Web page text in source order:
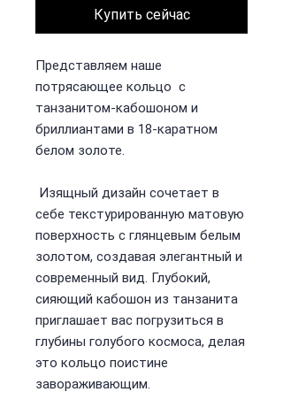
Купить сейчас
Представляем наше
потрясающее кольцо с
танзанитом-кабошоном и
бриллиантами в 18-каратном
белом золоте.
Изящный дизайн сочетает в
себе текстурированную матовую
поверхность с глянцевым белым
золотом, создавая элегантный и
современный вид. Глубокий,
сияющий кабошон из танзанита
приглашает вас погрузиться в
глубины голубого космоса, делая
это кольцо поистине
завораживающим.